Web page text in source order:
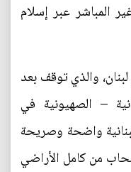
المباشر عبر إسلام
والذي توقف بعد
– الصهيونية في
واضحة وصريحة
من كامل الأراضي